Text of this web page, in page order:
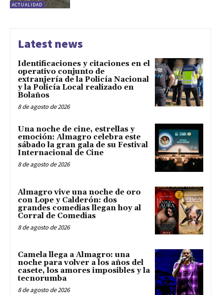
ACTUALIDAD
Latest news
Identificaciones y citaciones en el
operativo conjunto de
extranjería de la Policía Nacional
y la Policía Local realizado en
Bolaños
8 de agosto de 2026
Una noche de cine, estrellas y
emoción: Almagro celebra este
sábado la gran gala de su Festival
Internacional de Cine
8 de agosto de 2026
Almagro vive una noche de oro
con Lope y Calderón: dos
grandes comedias llegan hoy al
Corral de Comedias
8 de agosto de 2026
Camela llega a Almagro: una
noche para volver a los años del
casete, los amores imposibles y la
tecnorumba
8 de agosto de 2026